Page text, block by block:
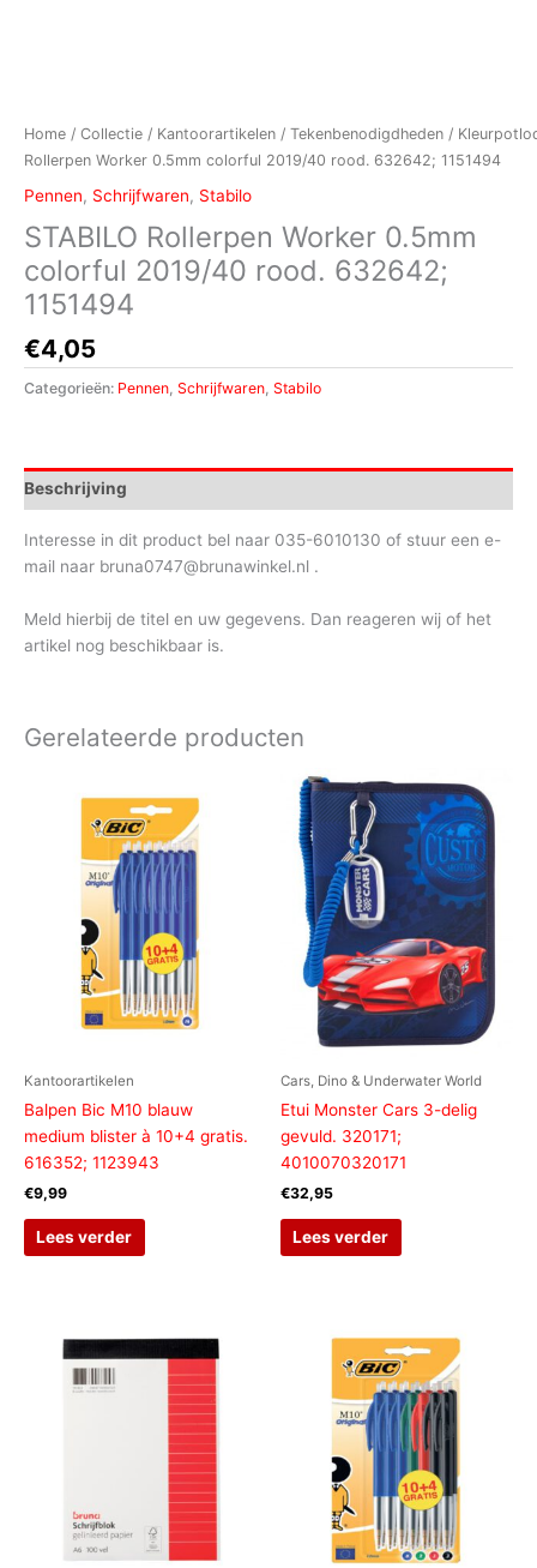
Home / Collectie / Kantoorartikelen / Tekenbenodigdheden /
Rollerpen Worker 0.5mm colorful 2019/40 rood. 632642; 1151494
Pennen, Schrijfwaren, Stabilo
STABILO Rollerpen Worker 0.5mm
colorful 2019/40 rood. 632642;
1151494
€4,05
Categorieën: Pennen, Schrijfwaren, Stabilo
Beschrijving
Interesse in dit product bel naar 035-6010130 of stuur een e-
mail naar bruna0747@brunawinkel.nl .
Meld hierbij de titel en uw gegevens. Dan reageren wij of het
artikel nog beschikbaar is.
Gerelateerde producten
Kantoorartikelen
Balpen Bic M10 blauw
medium blister à 10+4 gratis.
616352; 1123943
€9,99
Lees verder
Cars, Dino & Underwater World
Etui Monster Cars 3-delig
gevuld. 320171;
4010070320171
€32,95
Lees verder